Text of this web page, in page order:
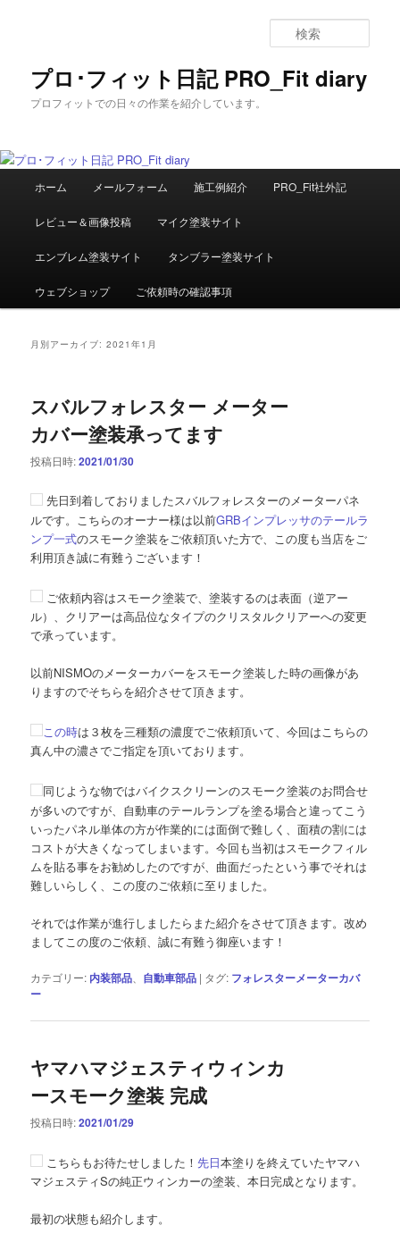
へ
移
プロ･フィット日記 PRO_Fit diary
プロフィットでの日々の作業を紹介しています。
索
ホーム メールフォーム 施工例紹介 PRO_Fit社外記
レビュー＆画像投稿 マイク塗装サイト
エンブレム塗装サイト タンブラー塗装サイト
ウェブショップ ご依頼時の確認事項
月別アーカイブ:2021年1月
スバルフォレスター メーター
カバー塗装承ってます
投稿日時:2021/01/30
先日到着しておりましたスバルフォレスターのメーターパネ
ルです。こちらのオーナー様は以前GRBインプレッサのテールラ
ンプ一式のスモーク塗装をご依頼頂いた方で、この度も当店をご
利用頂き誠に有難うございます！
ご依頼内容はスモーク塗装で、塗装するのは表面（逆アー
ル）、クリアーは高品位なタイプのクリスタルクリアーへの変更
で承っています。
以前NISMOのメーターカバーをスモーク塗装した時の画像があ
りますのでそちらを紹介させて頂きます。
この時は３枚を三種類の濃度でご依頼頂いて、今回はこちらの
真ん中の濃さでご指定を頂いております。
同じような物ではバイクスクリーンのスモーク塗装のお問合せ
が多いのですが、自動車のテールランプを塗る場合と違ってこう
いったパネル単体の方が作業的には面倒で難しく、面積の割には
コストが大きくなってしまいます。今回も当初はスモークフィル
ムを貼る事をお勧めしたのですが、曲面だったという事でそれは
難しいらしく、この度のご依頼に至りました。
それでは作業が進行しましたらまた紹介をさせて頂きます。改め
ましてこの度のご依頼、誠に有難う御座います！
カテゴリー: 内装部品 自動車部品 | タグ: フォレスターメーターカバ
ー
ヤマハマジェスティウィンカ
ースモーク塗装 完成
投稿日時:2021/01/29
こちらもお待たせしました！先日本塗りを終えていたヤマハ
マジェスティSの純正ウィンカーの塗装、本日完成となります。
最初の状態も紹介します。